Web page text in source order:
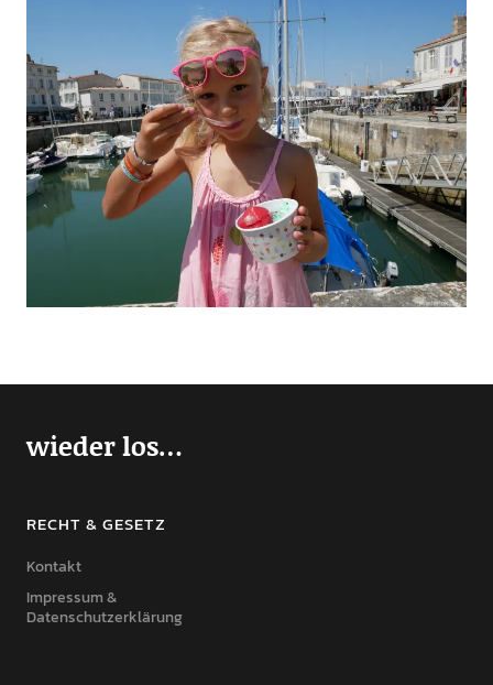
wieder los…
RECHT & GESETZ
Kontakt
Impressum &
Datenschutzerklärung